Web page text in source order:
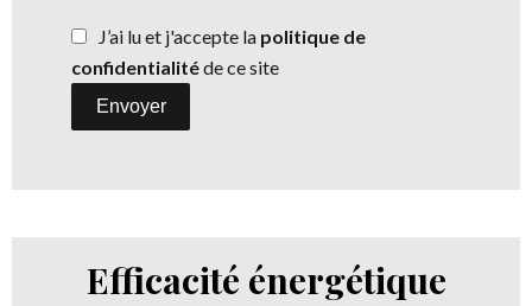
J’ai lu et j'accepte la politique de
confidentialitéde ce site
Envoyer
Efficacité énergétique